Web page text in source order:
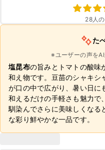
28人
た
※ユーザーの声を
塩昆布の旨みとトマトの酸味
和え物です。豆苗のシャキシ
が口の中で広がり、暑い日に
和えるだけの手軽さも魅力で、
馴染んでさらに美味しくなる
な彩り鮮やかな一品です。